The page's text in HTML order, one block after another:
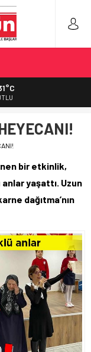
bir etkinlik,
yaşattı. Uzun
dağıtma’nın